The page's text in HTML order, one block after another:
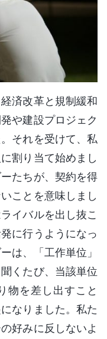
済改革と規制緩和
や建設プロジェク
それを受けて、私
割り当て始めまし
たちが、契約を得
ことを意味しまし
イバルを出し抜こ
に行うようになっ
は、「工作単位」
くたび、当該単位
物を差し出すこと
なりました。私た
好みに反しないよ